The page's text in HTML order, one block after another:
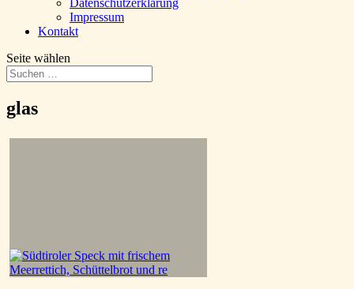
Datenschutzerklärung
Impressum
Kontakt
Seite wählen
glas